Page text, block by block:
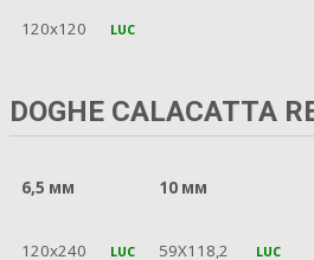
120x120 LUC
DOGHE CALACATTA
6,5 мм 10 мм
120x240 LUC 59X118,2 LUC